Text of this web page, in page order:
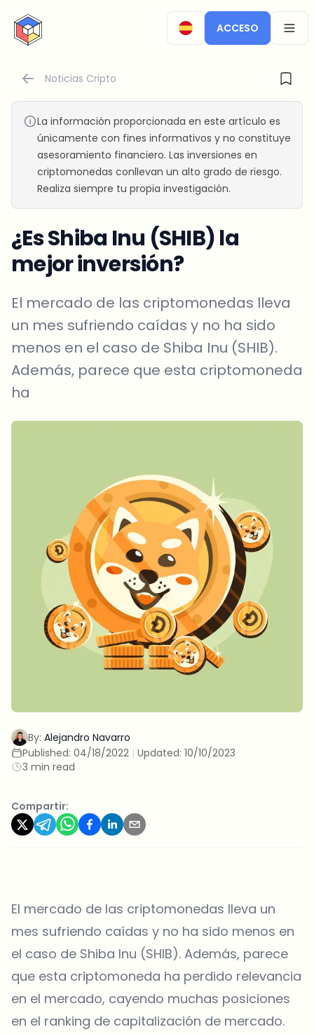
CryptoTicker
ACCESO
Noticias Cripto
La información proporcionada en este artículo es
únicamente con fines informativos y no constituye
asesoramiento financiero. Las inversiones en
criptomonedas conllevan un alto grado de riesgo.
Realiza siempre tu propia investigación.
¿Es Shiba Inu (SHIB) la
mejor inversión?
El mercado de las criptomonedas lleva
un mes sufriendo caídas y no ha sido
menos en el caso de Shiba Inu (SHIB).
Además, parece que esta criptomoneda
ha
By: Alejandro Navarro
Published: 04/18/2022 | Updated: 10/10/2023
3 min read
Compartir:
El mercado de las criptomonedas lleva un
mes sufriendo caídas y no ha sido menos en
el caso de Shiba Inu (SHIB). Además, parece
que esta criptomoneda ha perdido relevancia
en el mercado, cayendo muchas posiciones
en el ranking de capitalización de mercado.